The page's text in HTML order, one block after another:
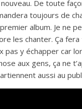
De toute
toujours de
album. Je ne
les chanter. Ça
pas y échapper car
aux gens, ça ne
aussi au